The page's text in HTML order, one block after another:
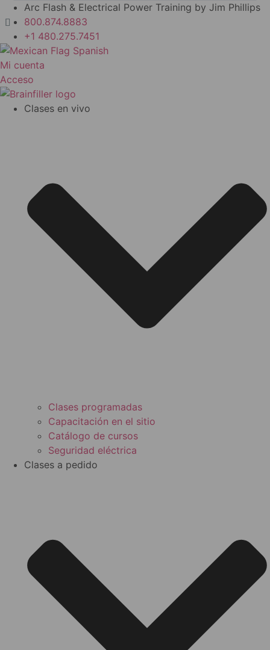
al
contenido
Arc Flash & Electrical Power Training by Jim Phillips
800.874.8883
+1 480.275.7451
Spanish
Mi cuenta
Acceso
Clases en vivo
Clases programadas
Capacitación en el sitio
Catálogo de cursos
Seguridad eléctrica
Clases a pedido